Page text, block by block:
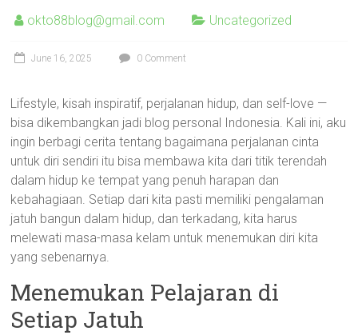
okto88blog@gmail.com Uncategorized
June 16, 2025 0 Comment
Lifestyle, kisah inspiratif, perjalanan hidup, dan self-love —
bisa dikembangkan jadi blog personal Indonesia. Kali ini, aku
ingin berbagi cerita tentang bagaimana perjalanan cinta
untuk diri sendiri itu bisa membawa kita dari titik terendah
dalam hidup ke tempat yang penuh harapan dan
kebahagiaan. Setiap dari kita pasti memiliki pengalaman
jatuh bangun dalam hidup, dan terkadang, kita harus
melewati masa-masa kelam untuk menemukan diri kita
yang sebenarnya.
Menemukan Pelajaran di
Setiap Jatuh